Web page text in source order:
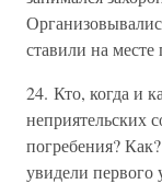
ставили на месте
24. Кто, когда и
неприятельских
погребения?
увидели первого